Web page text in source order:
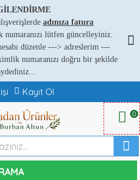
adınıza fatura
lütfen güncelleyiniz.
düzenle ---> adreslerim ---
numaranızı doğru bir şekilde
Kayıt Ol
0